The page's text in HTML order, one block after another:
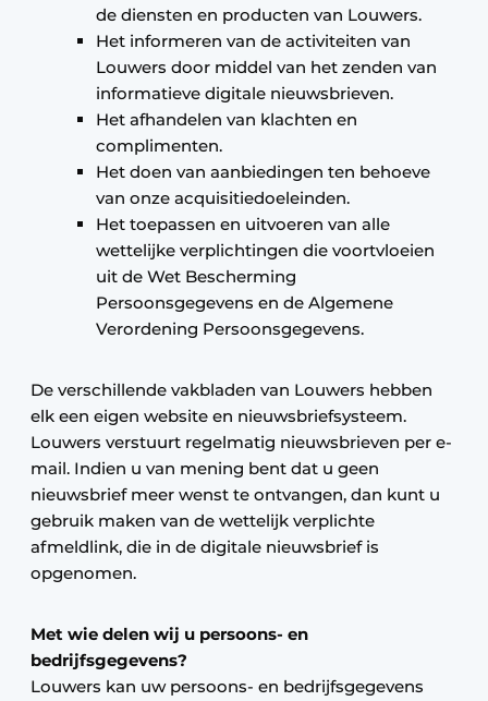
de diensten en producten van Louwers.
Het informeren van de activiteiten van
Louwers door middel van het zenden van
informatieve digitale nieuwsbrieven.
Het afhandelen van klachten en
complimenten.
Het doen van aanbiedingen ten behoeve
van onze acquisitiedoeleinden.
Het toepassen en uitvoeren van alle
wettelijke verplichtingen die voortvloeien
uit de Wet Bescherming
Persoonsgegevens en de Algemene
Verordening Persoonsgegevens.
De verschillende vakbladen van Louwers hebben
elk een eigen website en nieuwsbriefsysteem.
Louwers verstuurt regelmatig nieuwsbrieven per e-
mail. Indien u van mening bent dat u geen
nieuwsbrief meer wenst te ontvangen, dan kunt u
gebruik maken van de wettelijk verplichte
afmeldlink, die in de digitale nieuwsbrief is
opgenomen.
Met wie delen wij u persoons- en
bedrijfsgegevens?
Louwers kan uw persoons- en bedrijfsgegevens